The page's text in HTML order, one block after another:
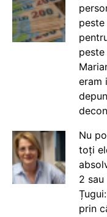
eram
Nu
toți
2 sau
prin